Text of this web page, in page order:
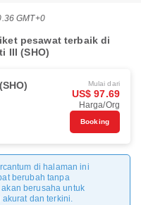
GMT+0
pesawat terbaik di
III (SHO)
Mulai dari
US$ 97.69
Harga/Org
Booking
di halaman ini
berubah tanpa
berusaha untuk
dan terkini.